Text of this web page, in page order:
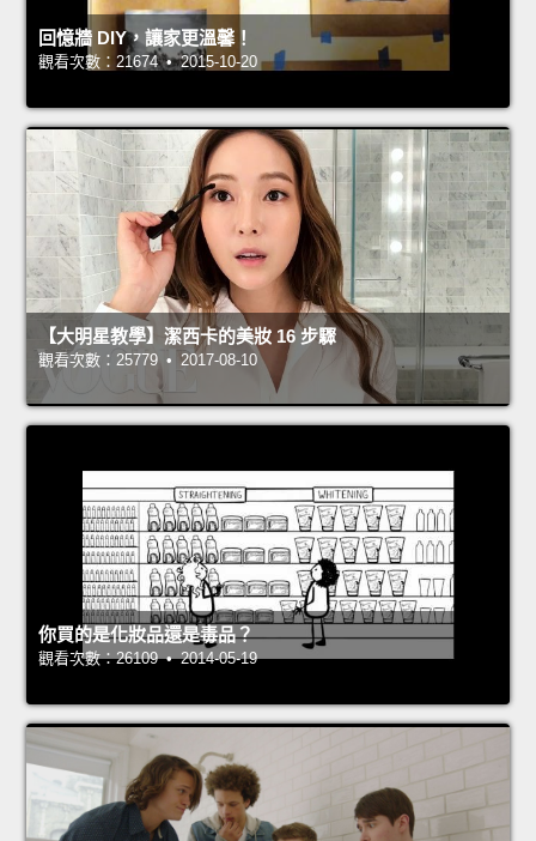
回憶牆 DIY，讓家更溫馨！
觀看次數：21674 • 2015-10-20
【大明星教學】潔西卡的美妝 16 步驟
觀看次數：25779 • 2017-08-10
你買的是化妝品還是毒品？
觀看次數：26109 • 2014-05-19